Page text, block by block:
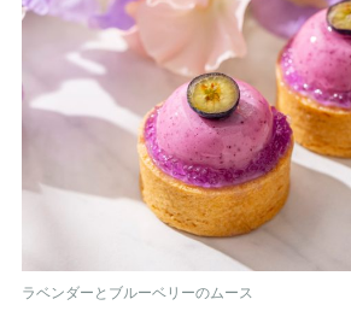
ラベンダーとブルーベリーのムース